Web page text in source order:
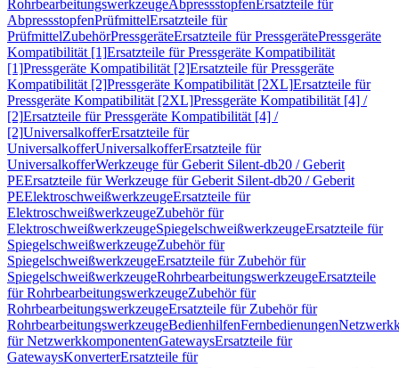
RohrbearbeitungswerkzeugeAbpressstopfenErsatzteile für
AbpressstopfenPrüfmittelErsatzteile für
PrüfmittelZubehörPressgeräteErsatzteile für PressgerätePressgeräte
Kompatibilität [1]Ersatzteile für Pressgeräte Kompatibilität
[1]Pressgeräte Kompatibilität [2]Ersatzteile für Pressgeräte
Kompatibilität [2]Pressgeräte Kompatibilität [2XL]Ersatzteile für
Pressgeräte Kompatibilität [2XL]Pressgeräte Kompatibilität [4] /
[2]Ersatzteile für Pressgeräte Kompatibilität [4] /
[2]UniversalkofferErsatzteile für
UniversalkofferUniversalkofferErsatzteile für
UniversalkofferWerkzeuge für Geberit Silent-db20 / Geberit
PEErsatzteile für Werkzeuge für Geberit Silent-db20 / Geberit
PEElektroschweißwerkzeugeErsatzteile für
ElektroschweißwerkzeugeZubehör für
ElektroschweißwerkzeugeSpiegelschweißwerkzeugeErsatzteile für
SpiegelschweißwerkzeugeZubehör für
SpiegelschweißwerkzeugeErsatzteile für Zubehör für
SpiegelschweißwerkzeugeRohrbearbeitungswerkzeugeErsatzteile
für RohrbearbeitungswerkzeugeZubehör für
RohrbearbeitungswerkzeugeErsatzteile für Zubehör für
RohrbearbeitungswerkzeugeBedienhilfenFernbedienungen
für NetzwerkkomponentenGatewaysErsatzteile für
GatewaysKonverterErsatzteile für